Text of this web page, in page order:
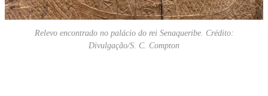
Relevo encontrado no palácio do rei Senaqueribe. Crédito:
Divulgação/S. C. Compton